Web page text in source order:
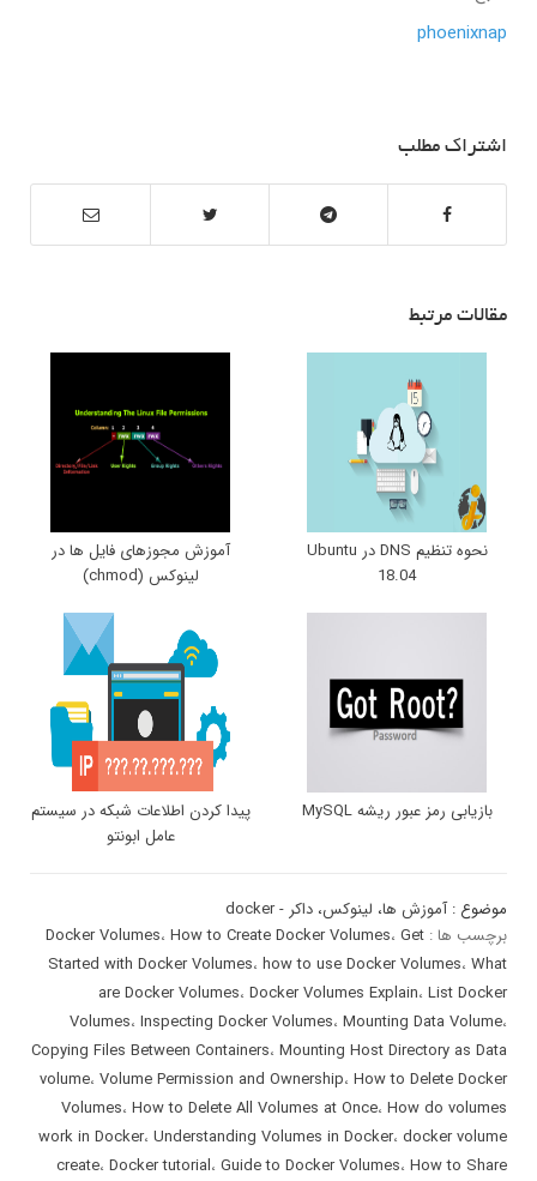
phoenixnap
اشتراک مطلب
مقالات مرتبط
نحوه تنظیم DNS در Ubuntu
18.04
آموزش مجوزهای فایل ها در
لینوکس (chmod)
بازیابی رمز عبور ریشه MySQL
پیدا کردن اطلاعات شبکه در سیستم
عامل ابونتو
موضوع :آموزش ها، لینوکس، داکر - docker
برچسب ها :
Docker Volumes، How to Create Docker Volumes، Get
Started with Docker Volumes، how to use Docker Volumes، What
are Docker Volumes، Docker Volumes Explain، List Docker
Volumes، Inspecting Docker Volumes، Mounting Data Volume،
Copying Files Between Containers، Mounting Host Directory as Data
volume، Volume Permission and Ownership، How to Delete Docker
Volumes، How to Delete All Volumes at Once، How do volumes
work in Docker، Understanding Volumes in Docker، docker volume
create، Docker tutorial، Guide to Docker Volumes، How to Share